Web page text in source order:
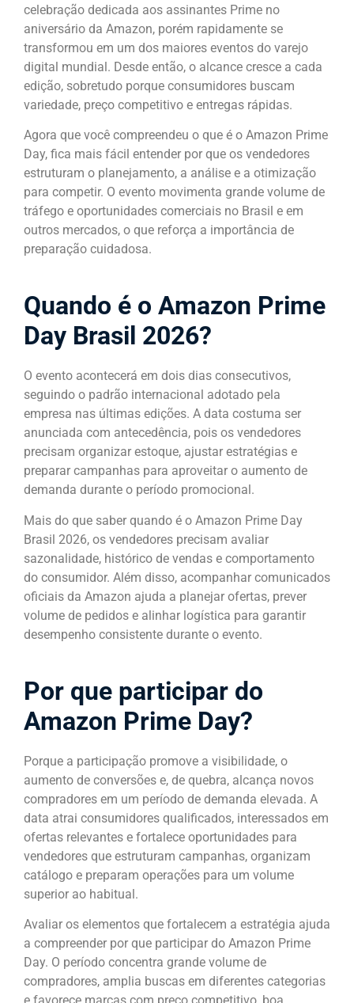
celebração dedicada aos assinantes Prime no
aniversário da Amazon, porém rapidamente se
transformou em um dos maiores eventos do varejo
digital mundial. Desde então, o alcance cresce a cada
edição, sobretudo porque consumidores buscam
variedade, preço competitivo e entregas rápidas.
Agora que você compreendeu o que é o Amazon Prime
Day, fica mais fácil entender por que os vendedores
estruturam o planejamento, a análise e a otimização
para competir. O evento movimenta grande volume de
tráfego e oportunidades comerciais no Brasil e em
outros mercados, o que reforça a importância de
preparação cuidadosa.
Quando é o Amazon Prime
Day Brasil 2026?
O evento acontecerá em dois dias consecutivos,
seguindo o padrão internacional adotado pela
empresa nas últimas edições. A data costuma ser
anunciada com antecedência, pois os vendedores
precisam organizar estoque, ajustar estratégias e
preparar campanhas para aproveitar o aumento de
demanda durante o período promocional.
Mais do que saber quando é o Amazon Prime Day
Brasil 2026, os vendedores precisam avaliar
sazonalidade, histórico de vendas e comportamento
do consumidor. Além disso, acompanhar comunicados
oficiais da Amazon ajuda a planejar ofertas, prever
volume de pedidos e alinhar logística para garantir
desempenho consistente durante o evento.
Por que participar do
Amazon Prime Day?
Porque a participação promove a visibilidade, o
aumento de conversões e, de quebra, alcança novos
compradores em um período de demanda elevada. A
data atrai consumidores qualificados, interessados em
ofertas relevantes e fortalece oportunidades para
vendedores que estruturam campanhas, organizam
catálogo e preparam operações para um volume
superior ao habitual.
Avaliar os elementos que fortalecem a estratégia ajuda
a compreender por que participar do Amazon Prime
Day. O período concentra grande volume de
compradores, amplia buscas em diferentes categorias